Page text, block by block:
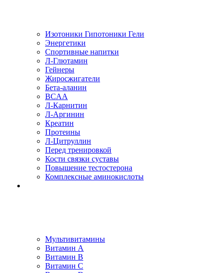
Изотоники Гипотоники Гели
Энергетики
Спортивные напитки
Л-Глютамин
Гейнеры
Жиросжигатели
Бета-аланин
BCAA
Л-Карнитин
Л-Аргинин
Креатин
Протеины
Л-Цитруллин
Перед тренировкой
Кости связки суставы
Повышение тестостерона
Комплексные аминокислоты
Мультивитамины
Витамин A
Витамин B
Витамин C